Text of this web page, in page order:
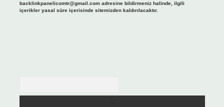
backlinkpanelicomtr@gmail.comadresine bildirmeniz halinde, ilgili
içerikler yasal süre içerisinde sitemizden kaldırılacaktır.